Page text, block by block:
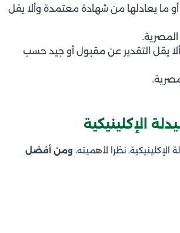
أو ما يعادلها من شهادة معتمدة وألا يقل
يقل التقدير عن مقبول أو جيد حسب
الإكلينيكية
نظرا لأهميته، ومن أفضل